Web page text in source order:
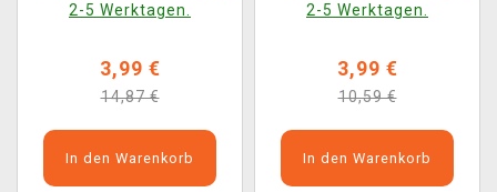
2-5 Werktagen.
3,99 €
14,87 €
In den Warenkorb
2-5 Werktagen.
3,99 €
10,59 €
In den Warenkorb